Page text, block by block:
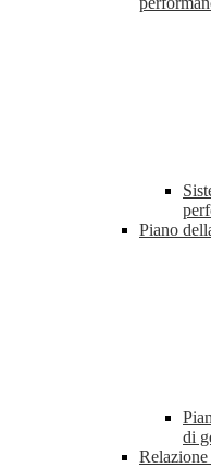
Piano
di